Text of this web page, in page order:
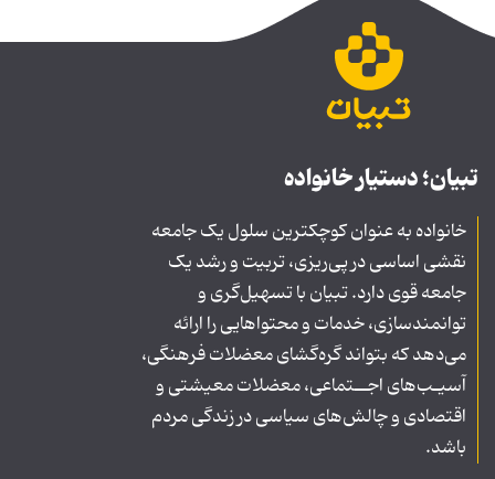
تبیان؛ دستیار خانواده
خانواده به عنوان کوچکترین سلول یک جامعه
نقشی اساسی در پی‌ریزی، تربیت و رشد یک
جامعه قوی دارد. تبیان با تسهیل‌گری و
توانمندسازی، خدمات و محتواهایی را ارائه
می‌دهد که بتواند گره‌گشای معضلات فرهنگی،
آسیـب‌های اجــتماعی، معضلات معیشتی و
اقتصادی و چالش‌های سیاسی در زندگی مردم
باشد.